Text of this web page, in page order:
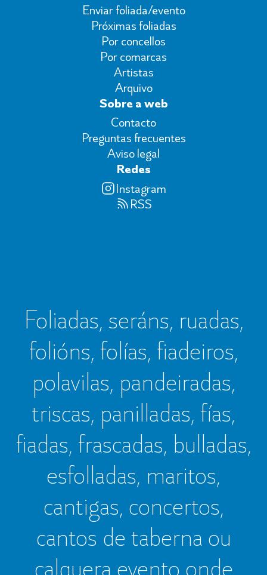
Enviar foliada/evento
Próximas foliadas
Por concellos
Por comarcas
Artistas
Arquivo
Sobre a web
Contacto
Preguntas frecuentes
Aviso legal
Redes
Instagram
RSS
Foliadas, seráns, ruadas,
folións, folías, fiadeiros,
polavilas, pandeiradas,
triscas, panilladas, fías,
fiadas, frascadas, bulladas,
esfolladas, maritos,
cantigas, concertos,
cantos de taberna ou
calquera evento onde